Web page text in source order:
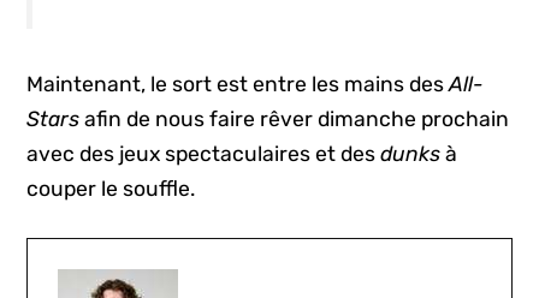
Maintenant, le sort est entre les mains desAll-
Stars afin de nous faire rêver dimanche prochain
avec des jeux spectaculaires et desdunks à
couper le souffle.